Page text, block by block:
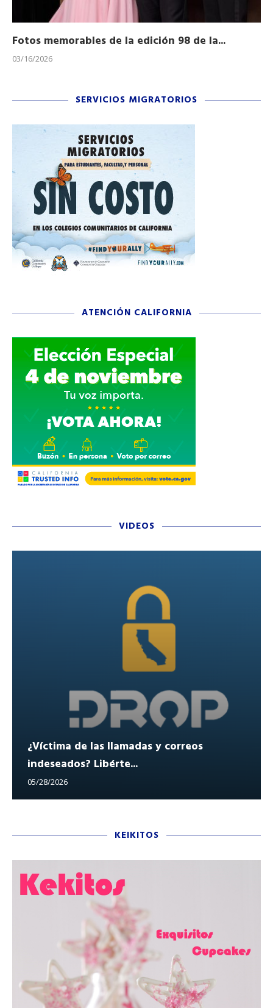
Fotos memorables de la edición 98 de la...
03/16/2026
SERVICIOS MIGRATORIOS
ATENCIÓN CALIFORNIA
VIDEOS
¿Víctima de las llamadas y correos
indeseados? Libérte...
05/28/2026
KEIKITOS